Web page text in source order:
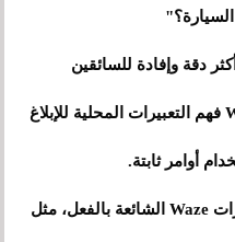
دقة وإفادة للسائقين
الآخرين. سيتعلم Gemini في Waze فهم التعبيرات المحلية للإبلاغ
أوامر ثابتة.
تضيف هذه الميزة الجديدة إلى ميزات Waze الشائعة بالفعل، مثل